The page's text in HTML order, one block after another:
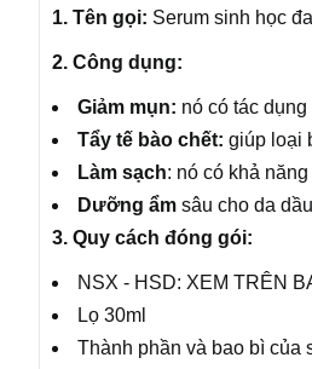
1. Tên gọi: Serum sinh học
2. Công dụng:
Giảm mụn: nó có tác
Tẩy tế bào chết: giúp loại
Làm sạch: nó có khả
Dưỡng ẩm sâu cho da
3. Quy cách đóng gói:
NSX - HSD: XEM TRÊN
Lọ 30ml
Thành phần và bao bì của